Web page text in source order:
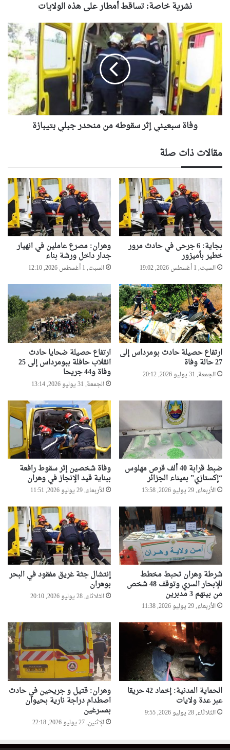
نشرية خاصة: تساقط أمطار على هذه الولايات
وفاة
سبعيني
سقوطه
من
منحدر
جبلي
بتيبازة
وفاة سبعيني إثر سقوطه من منحدر جبلي بتيبازة
مقالات ذات صلة
بجاية: 6 جرحى في حادث مرور
خطير بأميزور
السبت, 1 أغسطس 2026, 19:02
وهران: مصرع عاملين في انهيار
جدار داخل ورشة بناء
السبت, 1 أغسطس 2026, 12:10
ارتفاع حصيلة حادث بومرداس إلى
27 حالة وفاة
الجمعة, 31 يوليو 2026, 20:12
ارتفاع حصيلة ضحايا حادث
انقلاب حافلة ببومرداس إلى 25
وفاة و44 جريحا
الجمعة, 31 يوليو 2026, 13:14
ضبط قرابة 40 ألف قرص مهلوس
“إكستازي” بميناء الجزائر
الأربعاء, 29 يوليو 2026, 13:58
وفاة شخصين إثر سقوط رافعة
ببناية قيد الإنجاز في وهران
الأربعاء, 29 يوليو 2026, 11:51
شرطة وهران تحبط مخطط
للإبحار السري وتوقف 48 شخص
من بينهم 3 مدبرين
الأربعاء, 29 يوليو 2026, 11:38
إنتشال جثة غريق مفقود في البحر
بوهران
الثلاثاء, 28 يوليو 2026, 20:10
الحماية المدنية: إخماد 42 حريقا
عبر عدة ولايات
الثلاثاء, 28 يوليو 2026, 9:55
وهران: قتيل و جريحين في حادث
اصطدام دراجة نارية بحيوان
بمسرغين
الإثنين, 27 يوليو 2026, 22:18